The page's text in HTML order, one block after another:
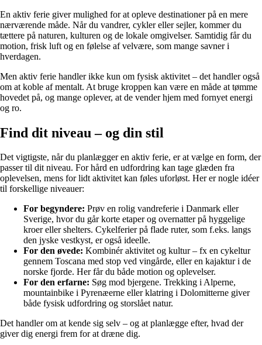
En aktiv ferie giver mulighed for at opleve destinationer på en mere
nærværende måde. Når du vandrer, cykler eller sejler, kommer du
tættere på naturen, kulturen og de lokale omgivelser. Samtidig får du
motion, frisk luft og en følelse af velvære, som mange savner i
hverdagen.
Men aktiv ferie handler ikke kun om fysisk aktivitet – det handler også
om at koble af mentalt. At bruge kroppen kan være en måde at tømme
hovedet på, og mange oplever, at de vender hjem med fornyet energi
og ro.
Find dit niveau – og din stil
Det vigtigste, når du planlægger en aktiv ferie, er at vælge en form, der
passer til dit niveau. For hård en udfordring kan tage glæden fra
oplevelsen, mens for lidt aktivitet kan føles uforløst. Her er nogle idéer
til forskellige niveauer:
For begyndere: Prøv en rolig vandreferie i Danmark eller
Sverige, hvor du går korte etaper og overnatter på hyggelige
kroer eller shelters. Cykelferier på flade ruter, som f.eks. langs
den jyske vestkyst, er også ideelle.
For den øvede: Kombinér aktivitet og kultur – fx en cykeltur
gennem Toscana med stop ved vingårde, eller en kajaktur i de
norske fjorde. Her får du både motion og oplevelser.
For den erfarne: Søg mod bjergene. Trekking i Alperne,
mountainbike i Pyrenæerne eller klatring i Dolomitterne giver
både fysisk udfordring og storslået natur.
Det handler om at kende sig selv – og at planlægge efter, hvad der
giver dig energi frem for at dræne dig.